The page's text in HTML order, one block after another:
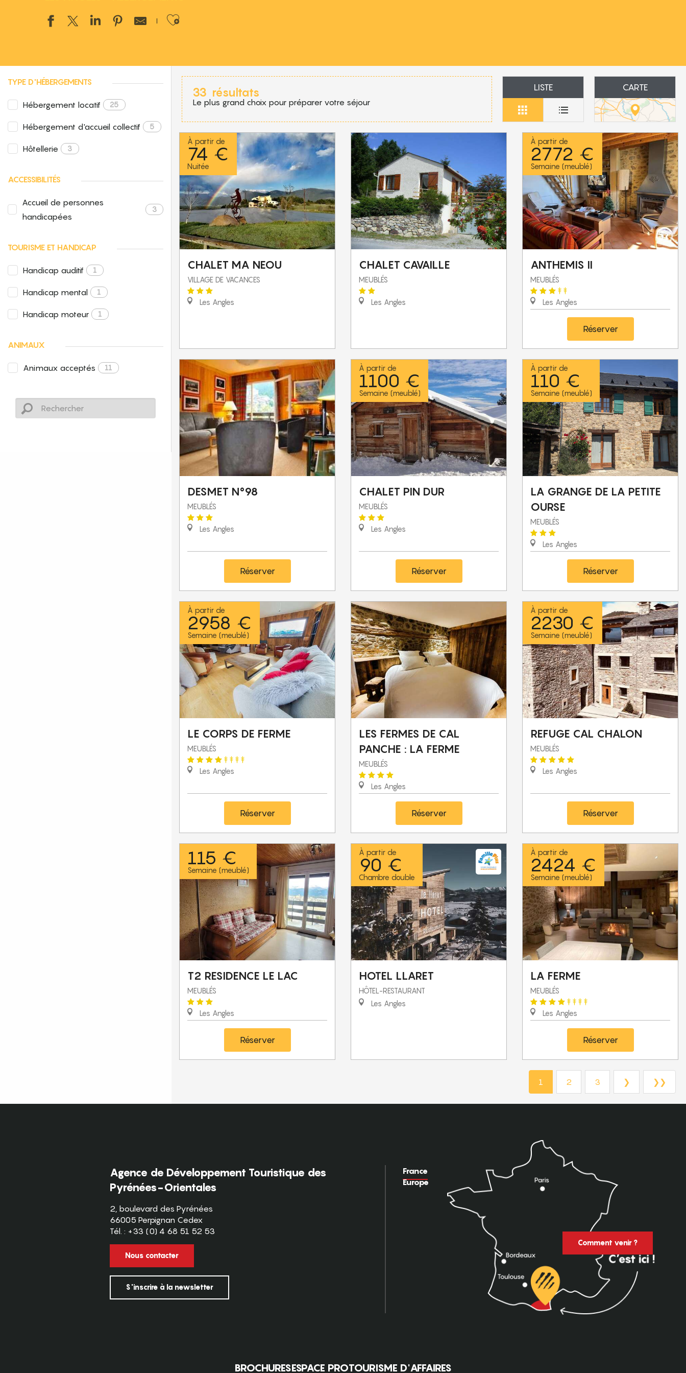
Ajouter aux favoris
TYPE D'HÉBERGEMENTS
Hébergement locatif 25
Hébergement d'accueil collectif 5
Hôtellerie 3
ACCESSIBILITÉS
Accueil de personnes
handicapées
3
TOURISME ET HANDICAP
Handicap auditif 1
Handicap mental 1
Handicap moteur 1
ANIMAUX
Animaux acceptés 11
33 résultats
Le plus grand choix pour préparer votre séjour
LISTE CARTE
À partir de
74 €
Nuitée
CHALET MA NEOU
VILLAGE DE VACANCES
Les Angles
CHALET CAVAILLE
MEUBLÉS
Les Angles
À partir de
2772 €
Semaine (meublé)
ANTHEMIS II
MEUBLÉS
Les Angles
Réserver
DESMET N°98
MEUBLÉS
Les Angles
Réserver
À partir de
1100 €
Semaine (meublé)
CHALET PIN DUR
MEUBLÉS
Les Angles
Réserver
À partir de
110 €
Semaine (meublé)
LA GRANGE DE LA PETITE
OURSE
MEUBLÉS
Les Angles
Réserver
À partir de
2958 €
Semaine (meublé)
LE CORPS DE FERME
MEUBLÉS
Les Angles
Réserver
LES FERMES DE CAL
PANCHE : LA FERME
MEUBLÉS
Les Angles
Réserver
À partir de
2230 €
Semaine (meublé)
REFUGE CAL CHALON
MEUBLÉS
Les Angles
Réserver
115 €
Semaine (meublé)
T2 RESIDENCE LE LAC
MEUBLÉS
Les Angles
Réserver
À partir de
90 €
Chambre double
HOTEL LLARET
HÔTEL-RESTAURANT
Les Angles
À partir de
2424 €
Semaine (meublé)
LA FERME
MEUBLÉS
Les Angles
Réserver
1 2 3 ❯ ❯❯
Agence de Développement Touristique des
Pyrénées-Orientales
2, boulevard des Pyrénées
66005 Perpignan Cedex
Tél. : +33 (0) 4 68 51 52 53
Nous contacter
S'inscrire à la newsletter
France
Europe
Comment venir ?
BROCHURESESPACE PROTOURISME D'AFFAIRES